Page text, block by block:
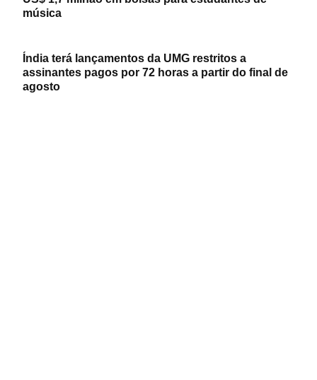
música
Índia terá lançamentos da UMG restritos a
assinantes pagos por 72 horas a partir do final de
agosto